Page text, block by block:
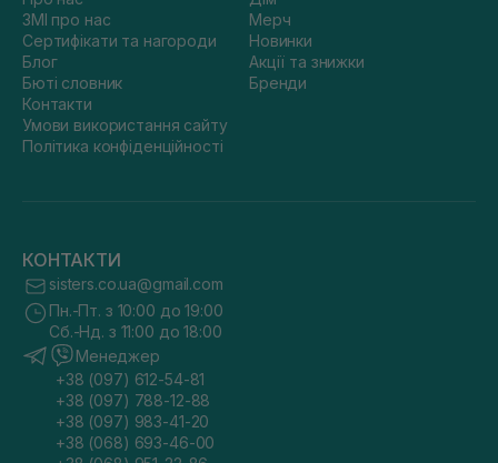
ЗМІ про нас
Сертифікати та нагороди
Блог
Бюті словник
Контакти
Умови використання сайту
Політика конфіденційності
Мерч
Новинки
Акції та знижки
Бренди
КОНТАКТИ
sisters.co.ua@gmail.com
Пн.-Пт. з 10:00 до 19:00
Сб.-Нд. з 11:00 до 18:00
Менеджер
+38 (097) 612-54-81
+38 (097) 788-12-88
+38 (097) 983-41-20
+38 (068) 693-46-00